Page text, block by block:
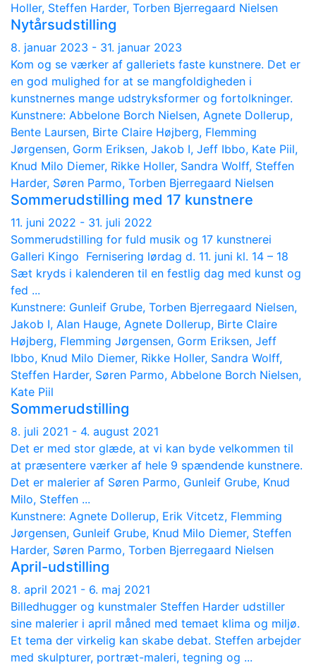
Holler, Steffen Harder, Torben Bjerregaard Nielsen
Nytårsudstilling
8. januar 2023 - 31. januar 2023
Kom og se værker af galleriets faste kunstnere. Det er
en god mulighed for at se mangfoldigheden i
kunstnernes mange udstryksformer og fortolkninger.
Kunstnere: Abbelone Borch Nielsen, Agnete Dollerup,
Bente Laursen, Birte Claire Højberg, Flemming
Jørgensen, Gorm Eriksen, Jakob I, Jeff Ibbo, Kate Piil,
Knud Milo Diemer, Rikke Holler, Sandra Wolff, Steffen
Harder, Søren Parmo, Torben Bjerregaard Nielsen
Sommerudstilling med 17 kunstnere
11. juni 2022 - 31. juli 2022
Sommerudstilling for fuld musik og 17 kunstnerei
Galleri Kingo Fernisering lørdag d. 11. juni kl. 14 – 18
Sæt kryds i kalenderen til en festlig dag med kunst og
fed ...
Kunstnere: Gunleif Grube, Torben Bjerregaard Nielsen,
Jakob I, Alan Hauge, Agnete Dollerup, Birte Claire
Højberg, Flemming Jørgensen, Gorm Eriksen, Jeff
Ibbo, Knud Milo Diemer, Rikke Holler, Sandra Wolff,
Steffen Harder, Søren Parmo, Abbelone Borch Nielsen,
Kate Piil
Sommerudstilling
8. juli 2021 - 4. august 2021
Det er med stor glæde, at vi kan byde velkommen til
at præsentere værker af hele 9 spændende kunstnere.
Det er malerier af Søren Parmo, Gunleif Grube, Knud
Milo, Steffen ...
Kunstnere: Agnete Dollerup, Erik Vitcetz, Flemming
Jørgensen, Gunleif Grube, Knud Milo Diemer, Steffen
Harder, Søren Parmo, Torben Bjerregaard Nielsen
April-udstilling
8. april 2021 - 6. maj 2021
Billedhugger og kunstmaler Steffen Harder udstiller
sine malerier i april måned med temaet klima og miljø.
Et tema der virkelig kan skabe debat. Steffen arbejder
med skulpturer, portræt-maleri, tegning og ...